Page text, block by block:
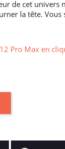
de cet univers
la tête. Vous
Pro Max en